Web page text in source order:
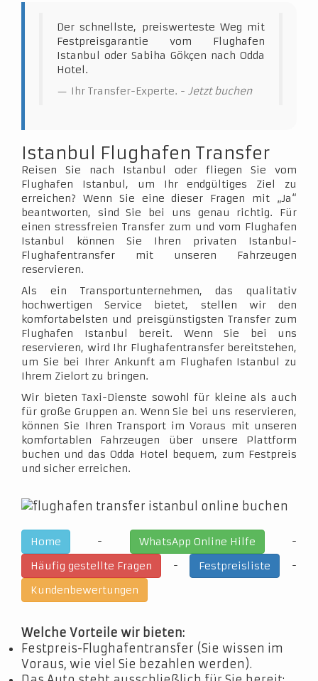
Der schnellste, preiswerteste Weg mit
Festpreisgarantie vom Flughafen
Istanbul oder Sabiha Gökçen nach Odda
Hotel.
Ihr Transfer-Experte. - Jetzt buchen
Istanbul Flughafen Transfer
Reisen Sie nach Istanbul oder fliegen Sie vom
Flughafen Istanbul, um Ihr endgültiges Ziel zu
erreichen? Wenn Sie eine dieser Fragen mit „Ja“
beantworten, sind Sie bei uns genau richtig. Für
einen stressfreien Transfer zum und vom Flughafen
Istanbul können Sie Ihren privaten Istanbul-
Flughafentransfer mit unseren Fahrzeugen
reservieren.
Als ein Transportunternehmen, das qualitativ
hochwertigen Service bietet, stellen wir den
komfortabelsten und preisgünstigsten Transfer zum
Flughafen Istanbul bereit. Wenn Sie bei uns
reservieren, wird Ihr Flughafentransfer bereitstehen,
um Sie bei Ihrer Ankunft am Flughafen Istanbul zu
Ihrem Zielort zu bringen.
Wir bieten Taxi-Dienste sowohl für kleine als auch
für große Gruppen an. Wenn Sie bei uns reservieren,
können Sie Ihren Transport im Voraus mit unseren
komfortablen Fahrzeugen über unsere Plattform
buchen und das Odda Hotel bequem, zum Festpreis
und sicher erreichen.
Home - WhatsApp Online Hilfe
-
Häufig gestellte Fragen
- Festpreisliste
-
Kundenbewertungen
Welche Vorteile wir bieten:
Festpreis-Flughafentransfer (Sie wissen im
Voraus, wie viel Sie bezahlen werden).